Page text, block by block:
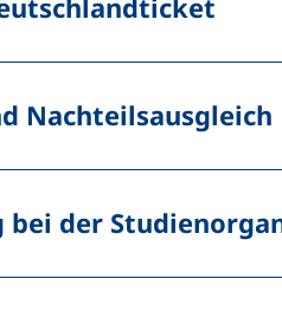
Nachteilsausgleich
der